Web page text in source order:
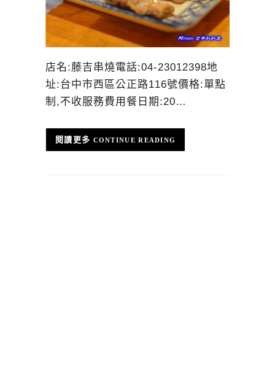
店名:藤吉串燒電話:04-23012398地
址:台中市西區公正路116號價格:單點
制,不收服務費用餐日期:20…
CONTINUE READING